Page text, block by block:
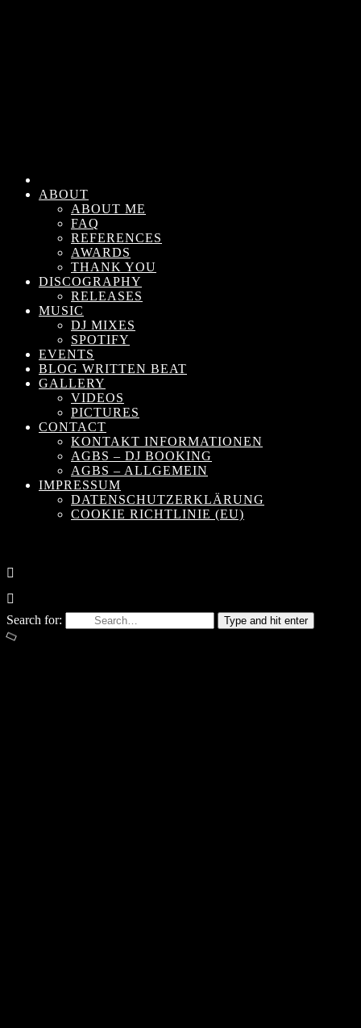
ABOUT
ABOUT ME
FAQ
REFERENCES
AWARDS
THANK YOU
DISCOGRAPHY
RELEASES
MUSIC
DJ MIXES
SPOTIFY
EVENTS
BLOG WRITTEN BEAT
GALLERY
VIDEOS
PICTURES
CONTACT
KONTAKT INFORMATIONEN
AGBS – DJ BOOKING
AGBS – ALLGEMEIN
IMPRESSUM
DATENSCHUTZERKLÄRUNG
COOKIE RICHTLINIE (EU)
Search for: Type and hit enter